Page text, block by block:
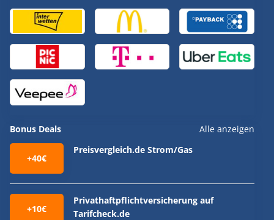
Bonus Deals Alle anzeigen
+40€
Preisvergleich.de Strom/Gas
+10€
Privathaftpflichtversicherung auf
Tarifcheck.de